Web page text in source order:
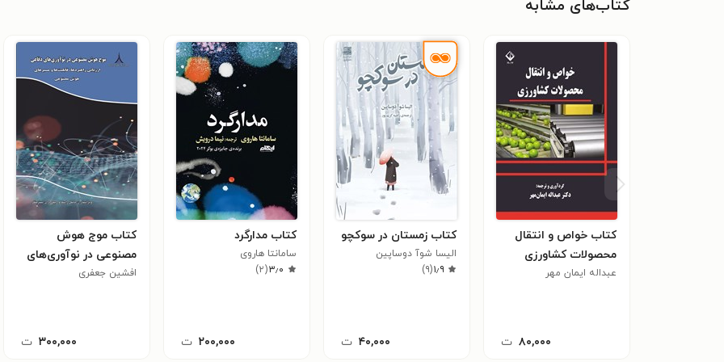
کتاب‌های مشابه
کتاب خواص و انتقال
محصولات کشاورزی
عبداله ایمان مهر
۸۰,۰۰۰ ت
کتاب زمستان در سوکچو
الیسا شوآ دوساپین
۱٫۹(۹)
۴۰,۰۰۰ ت
کتاب مدارگرد
سامانتا هاروی
۳٫۰(۲)
۲۰۰,۰۰۰ ت
کتاب موج هوش
مصنوعی در نوآوری‌های
دفاعی
افشین جعفری
۳۰۰,۰۰۰ ت